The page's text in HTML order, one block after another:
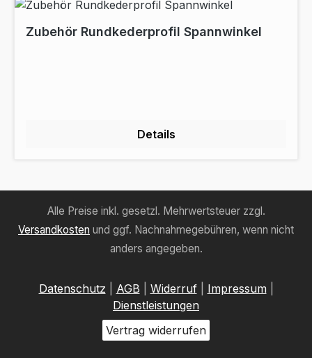
Zubehör Rundkederprofil Spannwinkel
Details
Alle Preise inkl. gesetzl. Mehrwertsteuer zzgl.
Versandkosten und ggf. Nachnahmegebühren, wenn nicht
anders angegeben.
Datenschutz AGB Widerruf| Impressum
Dienstleistungen
Vertrag widerrufen